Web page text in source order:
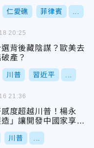
仁愛礁 菲律賓
背後藏陰謀？歐美去
產？
川普 習近平
20:25
度超越川普！楊永
」讓開發中國家享受
遇！
川普
21:36